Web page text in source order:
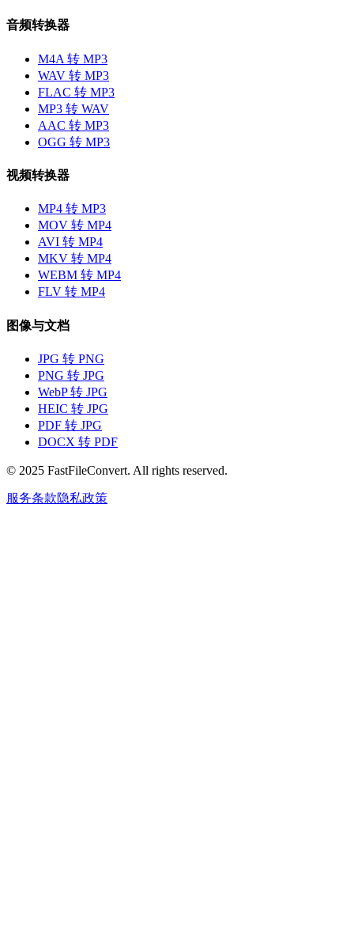
音频转换器
M4A 转 MP3
WAV 转 MP3
FLAC 转 MP3
MP3 转 WAV
AAC 转 MP3
OGG 转 MP3
视频转换器
MP4 转 MP3
MOV 转 MP4
AVI 转 MP4
MKV 转 MP4
WEBM 转 MP4
FLV 转 MP4
图像与文档
JPG 转 PNG
PNG 转 JPG
WebP 转 JPG
HEIC 转 JPG
PDF 转 JPG
DOCX 转 PDF
© 2025 FastFileConvert. All rights reserved.
服务条款隐私政策